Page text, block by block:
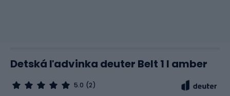
Detská ľadvinka deuter Belt 1 l amber
5.0 (2)